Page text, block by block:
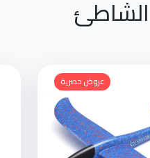
الشاطئ
عروض حصرية